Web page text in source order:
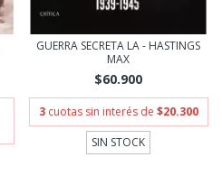
GUERRA SECRETA LA - HASTINGS
MAX
$60.900
3 cuotas sin interés de $20.300
SIN STOCK